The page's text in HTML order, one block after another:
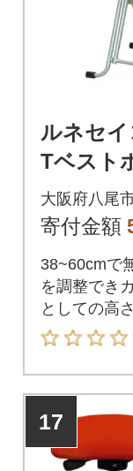
ルネセ
Tベスト
(ダーク
バー
大阪府八尾
寄付金額
38~60cmで
を調整でき
としての高
でこれ1台で
す。
17